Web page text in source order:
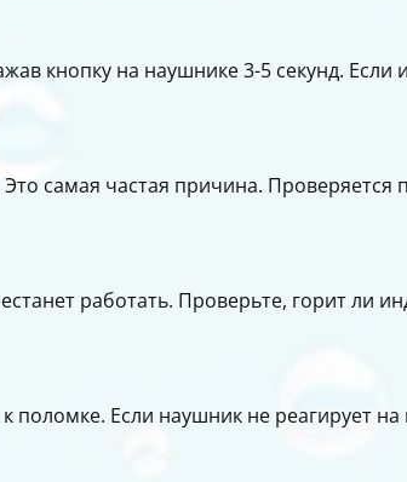
кнопку на наушнике 3-5 секунд. Если
самая частая причина.
работать. Проверьте, горит ли
Если наушник не реагирует на